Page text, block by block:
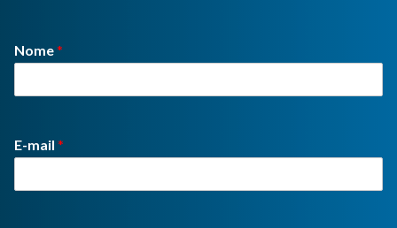
Nome*
E-mail *